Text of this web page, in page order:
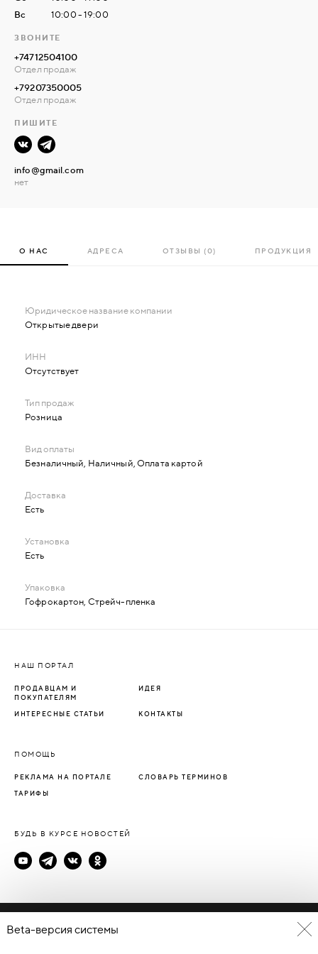
Вс
10:00 - 19:00
ЗВОНИТЕ
+74712504100
Отдел продаж
+79207350005
Отдел продаж
ПИШИТЕ
info@gmail.com
нет
О НАС АДРЕСА ОТЗЫВЫ (0) ПРОДУКЦИЯ
Открытые двери
Отсутствует
Розница
Безналичный, Наличный, Оплата картой
Есть
Есть
Гофрокартон, Стрейч-пленка
НАШ ПОРТАЛ
ПРОДАВЦАМ И
ПОКУПАТЕЛЯМ
ИДЕЯ
ИНТЕРЕСНЫЕ СТАТЬИ КОНТАКТЫ
ПОМОЩЬ
РЕКЛАМА НА ПОРТАЛЕ СЛОВАРЬ ТЕРМИНОВ
ТАРИФЫ
БУДЬ В КУРСЕ НОВОСТЕЙ
Политика конфиденциальности
Beta-версия системы